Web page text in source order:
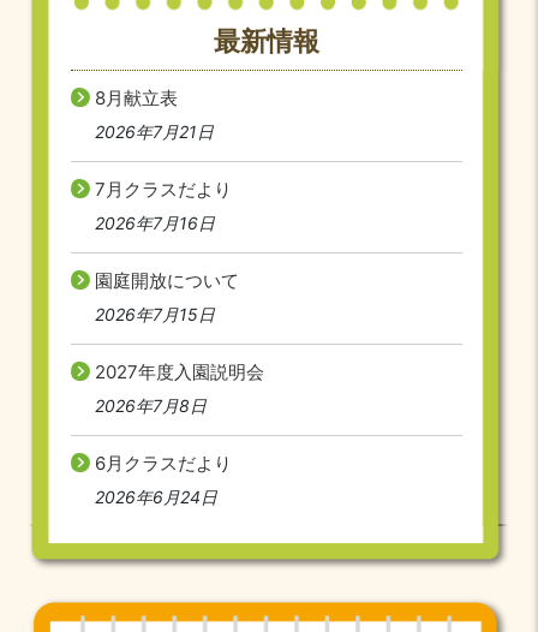
最新情報
8月献立表
2026年7月21日
7月クラスだより
2026年7月16日
園庭開放について
2026年7月15日
2027年度入園説明会
2026年7月8日
6月クラスだより
2026年6月24日